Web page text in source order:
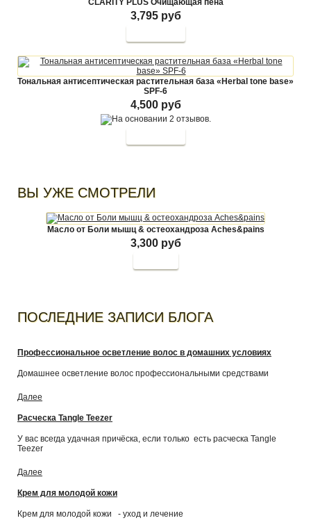
CLARITY PLUS Очищающая пена
3,795 руб
Тональная антисептическая растительная база «Herbal tone base»
SPF-6
4,500 руб
ВЫ УЖЕ СМОТРЕЛИ
Масло от Боли мышц & остеохандроза Aches&pains
3,300 руб
ПОСЛЕДНИЕ ЗАПИСИ БЛОГА
Профессиональное осветление волос в домашних условиях
Домашнее осветление волос профессиональными средствами
Далее
Расческа Tangle Teezer
У вас всегда удачная причёска, если только есть расческа Tangle
Teezer
Далее
Крем для молодой кожи
Крем для молодой кожи - уход и лечение